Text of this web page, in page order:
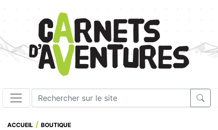
ACCUEIL BOUTIQUE